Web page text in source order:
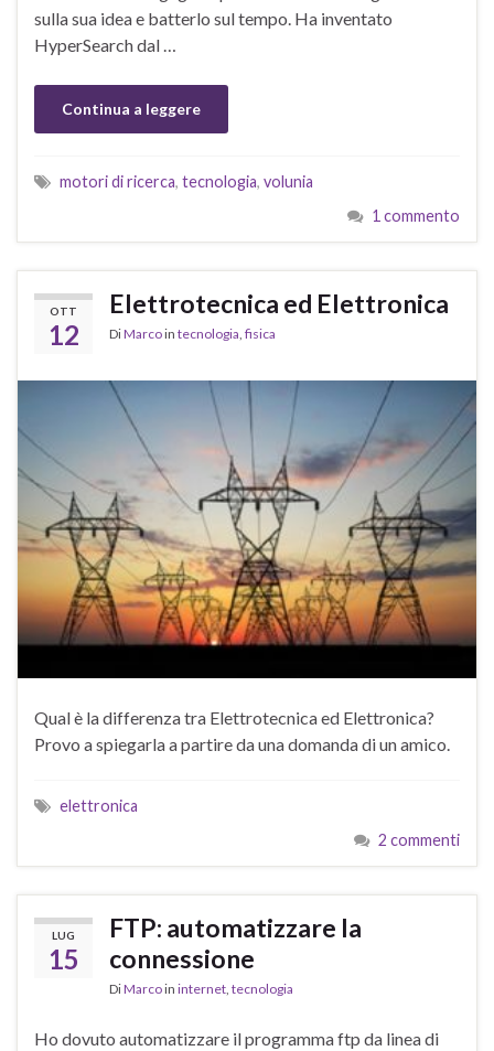
sulla sua idea e batterlo sul tempo. Ha inventato
HyperSearch dal …
Continua a leggere
motori di ricerca, tecnologia, volunia
1 commento
OTT
12
Elettrotecnica ed Elettronica
DiMarcoin tecnologia, fisica
Qual è la differenza tra Elettrotecnica ed Elettronica?
Provo a spiegarla a partire da una domanda di un amico.
elettronica
2 commenti
LUG
15
FTP: automatizzare la
connessione
DiMarcoin internet, tecnologia
Ho dovuto automatizzare il programma ftp da linea di